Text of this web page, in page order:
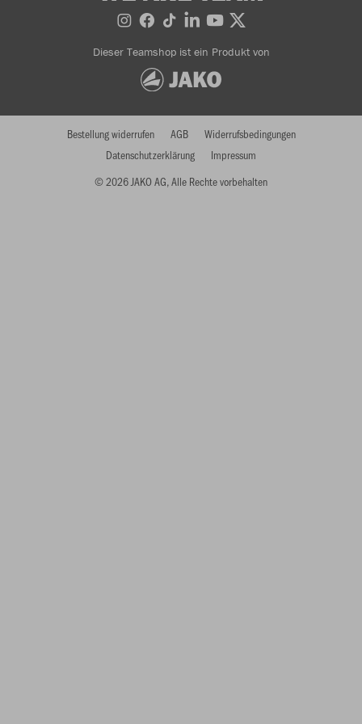
Dieser Teamshop ist ein Produkt von
© 2026 JAKO AG, Alle Rechte vorbehalten
Bestellung widerrufen AGB
Widerrufsbedingungen
Datenschutzerklärung
Impressum